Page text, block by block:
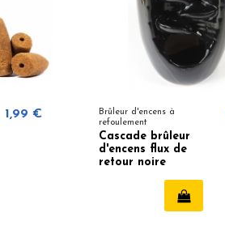
1,99 €
Brûleur d'encens à
refoulement
Cascade brûleur
d'encens flux de
retour noire